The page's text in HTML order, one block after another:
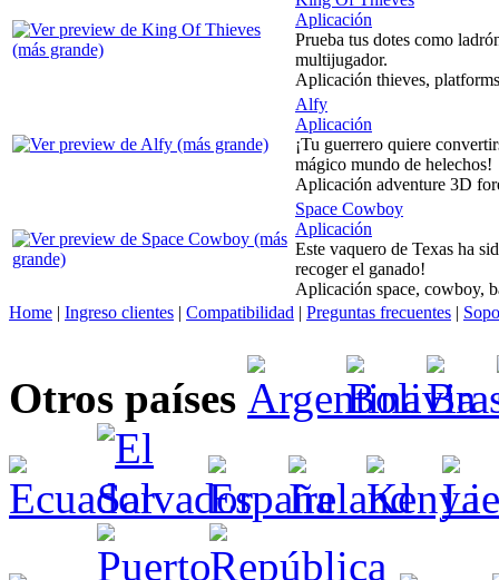
Aplicación
Prueba tus dotes como
multijugador.
Aplicación thieves,
Alfy
Aplicación
¡Tu guerrero quiere
mágico mundo de helechos!
Aplicación adventure 3D
Space Cowboy
Aplicación
Este vaquero de Texas ha
recoger el ganado!
Aplicación space, cowboy,
Home | Ingreso clientes | Compatibilidad | Preguntas frecuentes |
Otros países